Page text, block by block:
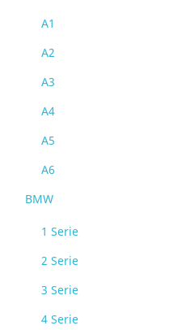
A1
A2
A3
A4
A5
A6
BMW
1 Serie
2 Serie
3 Serie
4 Serie